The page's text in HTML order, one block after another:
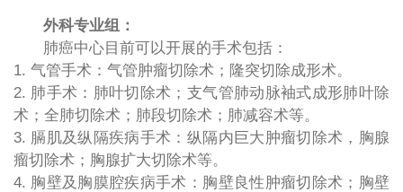
外科专业组：
肺癌中心目前可以开展的手术包括：
1. 气管手术：气管肿瘤切除术；隆突切除成形术。
2. 肺手术：肺叶切除术；支气管肺动脉袖式成形肺叶除
术；全肺切除术；肺段切除术；肺减容术等。
3. 膈肌及纵隔疾病手术：纵隔内巨大肿瘤切除术，胸腺
瘤切除术；胸腺扩大切除术等。
4. 胸壁及胸膜腔疾病手术：胸壁良性肿瘤切除术；胸壁